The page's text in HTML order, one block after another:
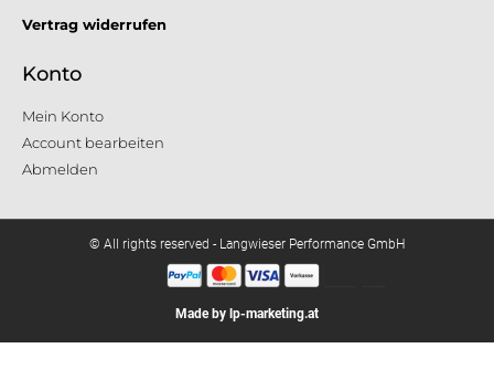
Vertrag widerrufen
Konto
Mein Konto
Account bearbeiten
Abmelden
© All rights reserved - Langwieser Performance GmbH
Made by lp-marketing.at